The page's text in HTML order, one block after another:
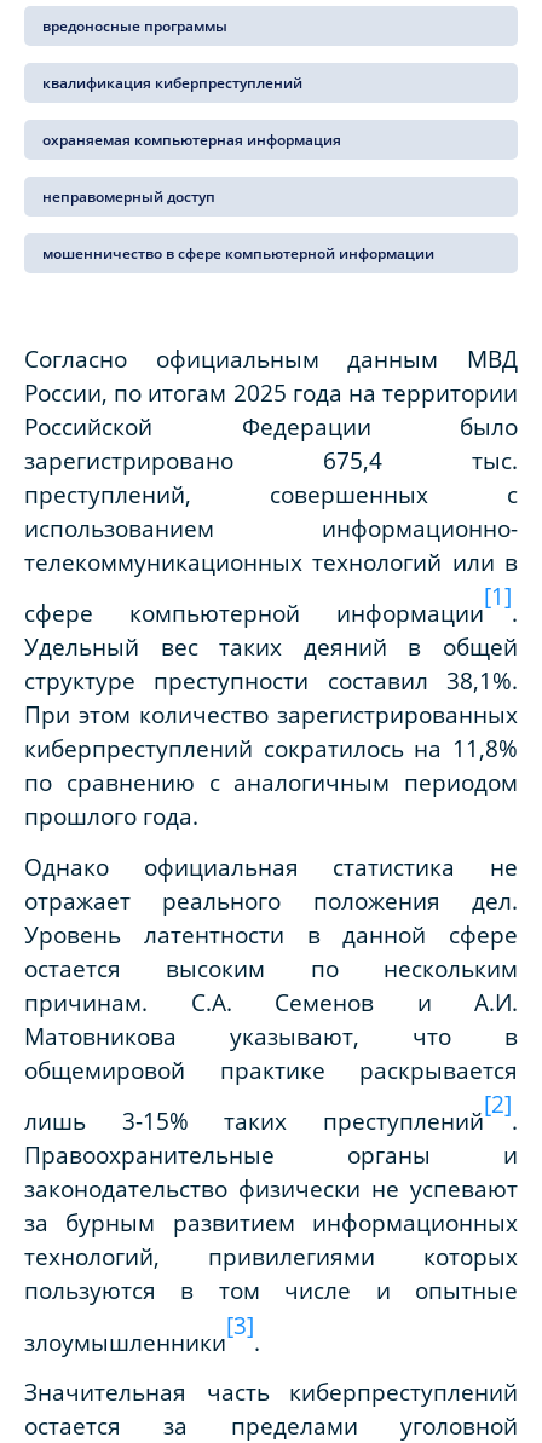
вредоносные программы
квалификация киберпреступлений
охраняемая компьютерная информация
неправомерный доступ
мошенничество в сфере компьютерной информации
Согласно официальным данным МВД
России, по итогам 2025 года на территории
Российской Федерации было
зарегистрировано 675,4 тыс.
преступлений, совершенных с
использованием информационно-
телекоммуникационных технологий или в
сфере компьютерной информации
[1]
.
Удельный вес таких деяний в общей
структуре преступности составил 38,1%.
При этом количество зарегистрированных
киберпреступлений сократилось на 11,8%
по сравнению с аналогичным периодом
прошлого года.
Однако официальная статистика не
отражает реального положения дел.
Уровень латентности в данной сфере
остается высоким по нескольким
причинам. С.А. Семенов и А.И.
Матовникова указывают, что в
общемировой практике раскрывается
лишь 3-15% таких преступлений
[2]
.
Правоохранительные органы и
законодательство физически не успевают
за бурным развитием информационных
технологий, привилегиями которых
пользуются в том числе и опытные
злоумышленники
[3]
.
Значительная часть киберпреступлений
остается за пределами уголовной